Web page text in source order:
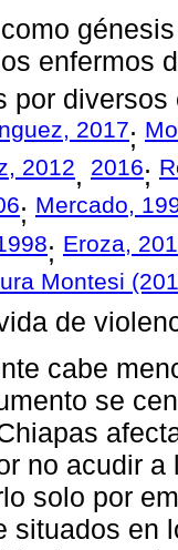
enfermos
por
2017;
2012, 2016;
; Mercado,
; Eroza,
Montesi
de
cabe
se
no acudir
solo por
situados en